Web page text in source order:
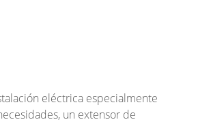
eléctrica especialmente
un extensor de